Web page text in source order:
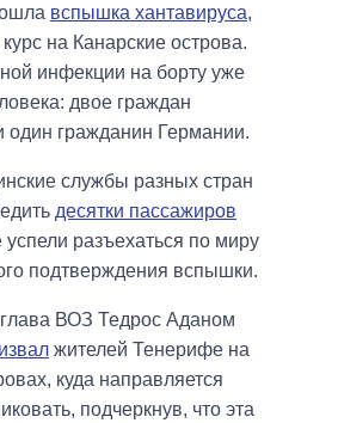
вспышка хантавируса,
на Канарские острова.
инфекции на борту уже
двое граждан
один гражданин Германии.
службы разных стран
десятки пассажиров
успели разъехаться по миру
подтверждения вспышки.
ВОЗ Тедрос Аданом
жителей Тенерифе на
куда направляется
подчеркнув, что эта